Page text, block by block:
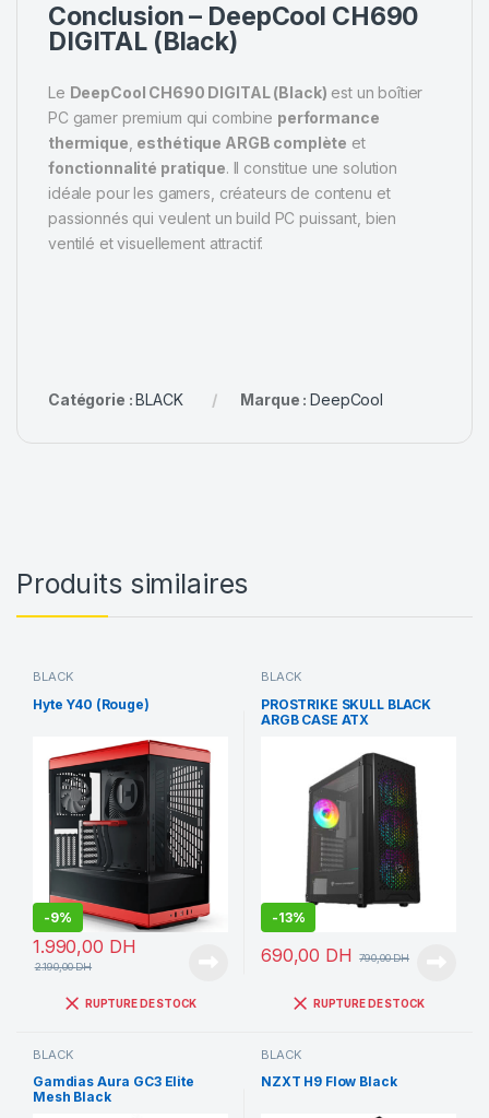
Conclusion – DeepCool CH690
DIGITAL (Black)
Le DeepCool CH690 DIGITAL (Black) est un boîtier
PC gamer premium qui combine performance
thermique esthétique ARGB complète et
fonctionnalité pratique. Il constitue une solution
idéale pour les gamers, créateurs de contenu et
passionnés qui veulent un build PC puissant, bien
ventilé et visuellement attractif.
Catégorie :BLACK Marque :DeepCool
Produits similaires
BLACK
Hyte Y40 (Rouge)
-9%
1.990,00 DH
2.190,00DH
RUPTURE DE STOCK
BLACK
PROSTRIKE SKULL BLACK
ARGB CASE ATX
-13%
690,00 DH 790,00DH
RUPTURE DE STOCK
BLACK
Gamdias Aura GC3 Elite
Mesh Black
BLACK
NZXT H9 Flow Black